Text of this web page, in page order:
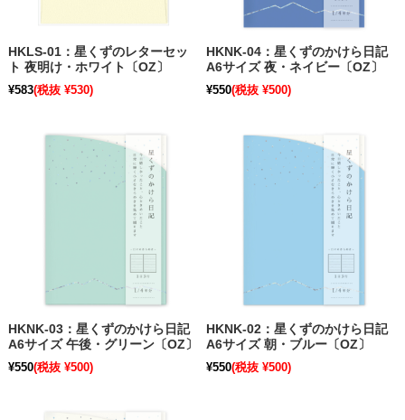
HKLS-01：星くずのレターセッ
ト 夜明け・ホワイト〔OZ〕
¥583(税抜 ¥530)
HKNK-04：星くずのかけら日記
A6サイズ 夜・ネイビー〔OZ〕
¥550(税抜 ¥500)
HKNK-03：星くずのかけら日記
A6サイズ 午後・グリーン〔OZ〕
¥550(税抜 ¥500)
HKNK-02：星くずのかけら日記
A6サイズ 朝・ブルー〔OZ〕
¥550(税抜 ¥500)